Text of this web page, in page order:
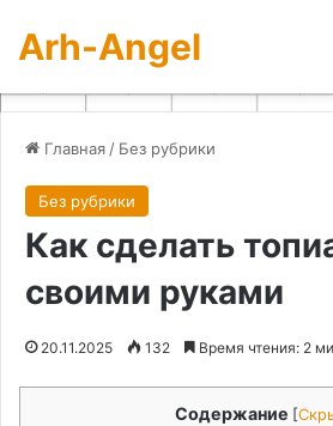
Arh-Angel
Главная / Без рубрики
Без рубрики
Как сделать
своими руками
20.11.2025 132 Время чтения: 2
Содержание [